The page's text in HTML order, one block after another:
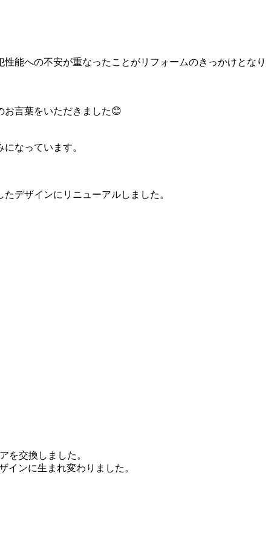
能への不安が重なったことがリフォームのきっかけとなり
お言葉をいただきました😊
なっています。
デザインにリニューアルしました。
を交換しました。
ンに生まれ変わりました。